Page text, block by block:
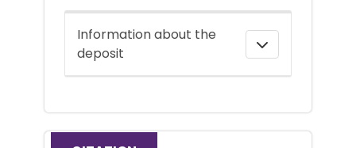
Information about the
deposit